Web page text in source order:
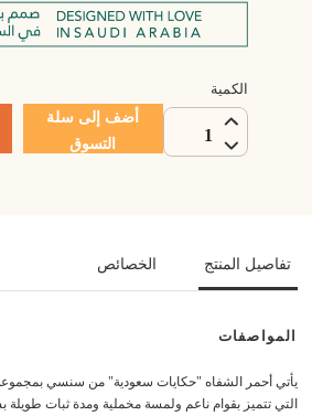
الكمية
1
أضف إلى سلة
التسوق
تفاصيل المنتج الخصائص
المواصفات
يأتي أحمر الشفاه "حكايات سعودية" من سنسي بمجموعة
التي تتميز بقوام ناعم ولمسة مخملية ومدة ثبات